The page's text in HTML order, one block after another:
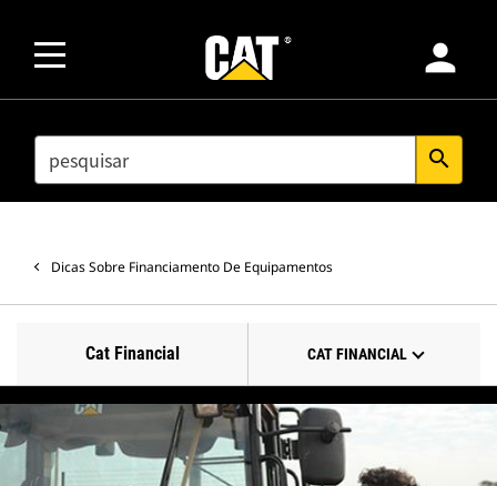
person
SEARCH search
Dicas Sobre Financiamento De Equipamentos
Cat Financial CAT FINANCIAL